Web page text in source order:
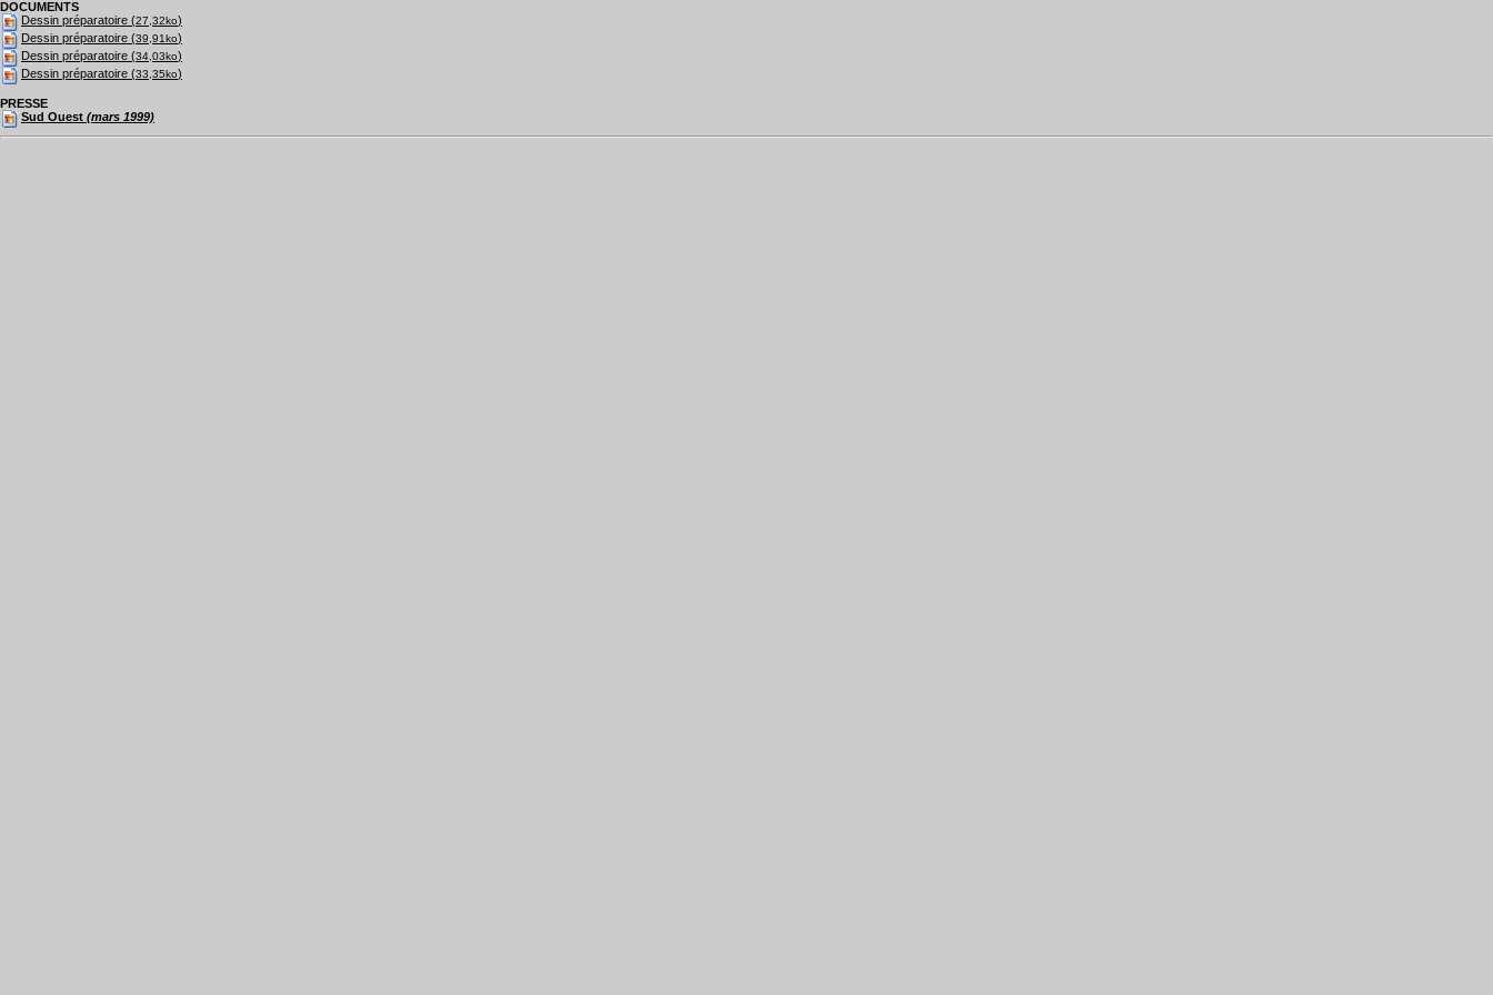
DOCUMENTS
Dessin préparatoire (27,32ko)
Dessin préparatoire (39,91ko)
Dessin préparatoire (34,03ko)
Dessin préparatoire (33,35ko)
PRESSE
Sud Ouest (mars 1999)